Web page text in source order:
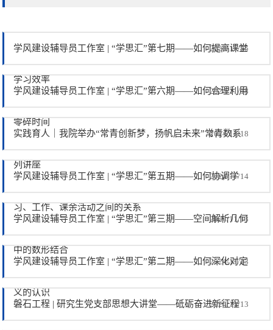
学风建设辅导员工作室 | “学思汇”第七期——如何提高课堂
学习效率
2024/11/25
学风建设辅导员工作室 | “学思汇”第六期——如何合理利用
零碎时间
2024/11/18
实践育人｜我院举办“常青创新梦，扬帆启未来”常青数系
列讲座
2024/11/18
学风建设辅导员工作室 | “学思汇”第五期——如何协调学
习、工作、课余活动之间的关系
2024/11/14
学风建设辅导员工作室 | “学思汇”第三期——空间解析几何
中的数形结合
2024/11/13
学风建设辅导员工作室 | “学思汇”第二期——如何深化对定
义的认识
2024/11/13
磐石工程 | 研究生党支部思想大讲堂——砥砺奋进新征程
2024/11/13